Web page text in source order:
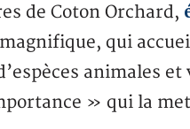
de Coton Orchard,
qui
animales
» qui la